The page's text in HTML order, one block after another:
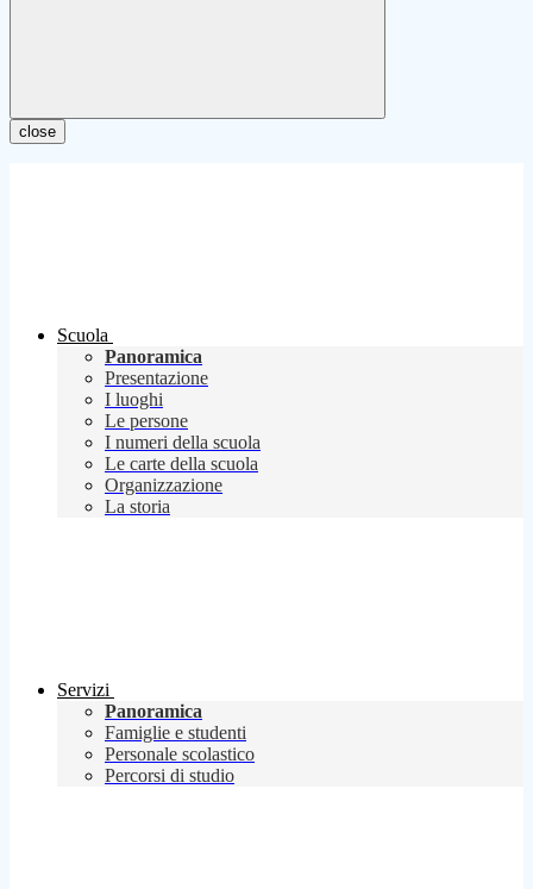
close
Scuola
Panoramica
Presentazione
I luoghi
Le persone
I numeri della scuola
Le carte della scuola
Organizzazione
La storia
Servizi
Panoramica
Famiglie e studenti
Personale scolastico
Percorsi di studio